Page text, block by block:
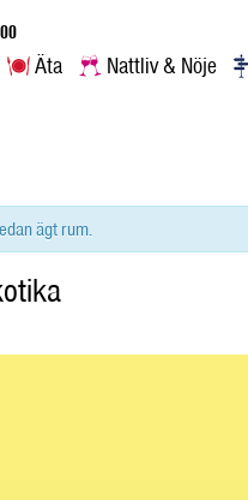
Äta Nattliv & Nöje
ägt rum.